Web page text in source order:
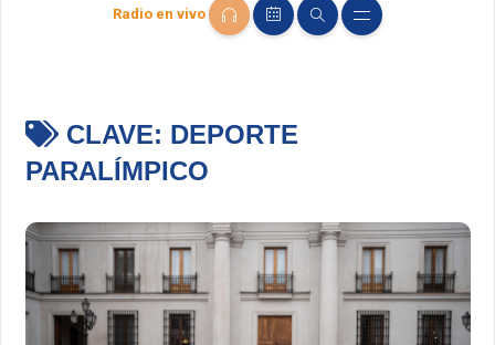
Radio en vivo
CLAVE: DEPORTE
PARALÍMPICO